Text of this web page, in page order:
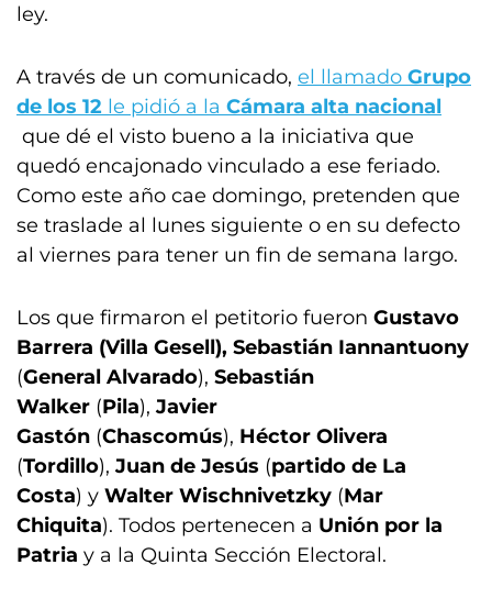
ley.
A través de un comunicado, el llamado Grupo
de los 12 le pidió a la Cámara alta nacional
que dé el visto bueno a la iniciativa que
quedó encajonado vinculado a ese feriado.
Como este año cae domingo, pretenden que
se traslade al lunes siguiente o en su defecto
al viernes para tener un fin de semana largo.
Los que firmaron el petitorio fueron Gustavo
Barrera (Villa Gesell), Sebastián Iannantuony
(General Alvarado), Sebastián
Walker (Pila), Javier
Gastón (Chascomús), Héctor Olivera
(Tordillo), Juan de Jesús (partido de La
Costa) y Walter Wischnivetzky (Mar
Chiquita). Todos pertenecen a Unión por la
Patria y a la Quinta Sección Electoral.